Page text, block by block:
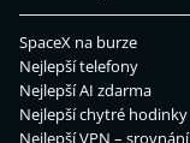
SpaceX na burze
Nejlepší telefony
Nejlepší AI zdarma
Nejlepší chytré hodinky
Nejlepší VPN – srovnání